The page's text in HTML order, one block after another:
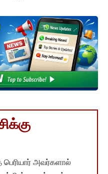
அவர்களால்